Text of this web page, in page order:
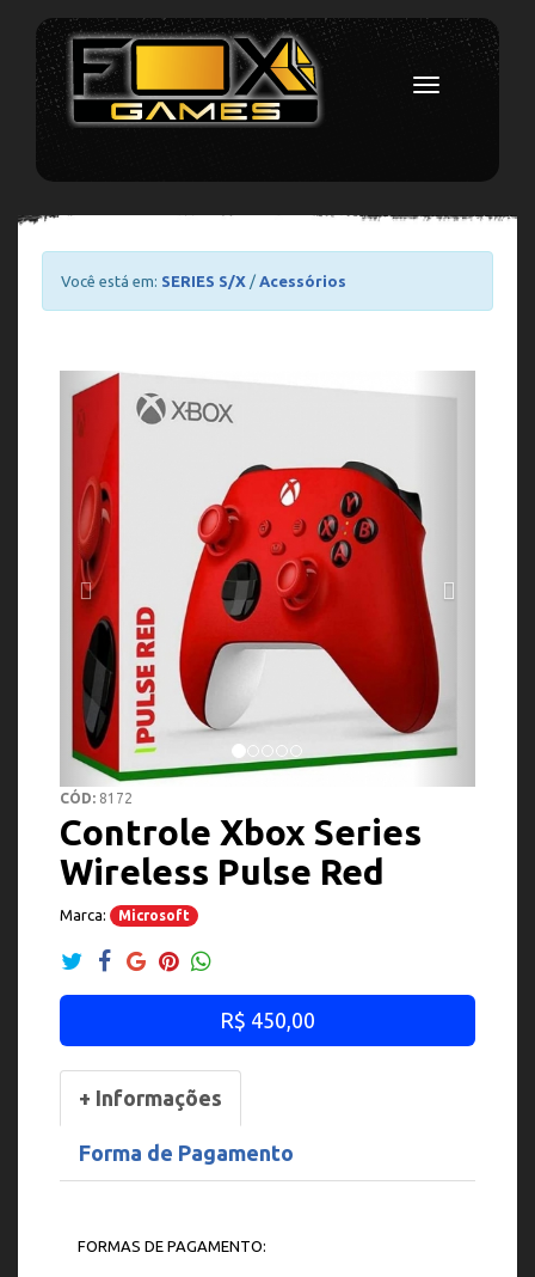
Toggle
Você está em: SERIES S/X / Acessórios
Previous
CÓD: 8172
Controle Xbox Series
Wireless Pulse Red
Marca: Microsoft
R$ 450,00
+ Informações
Forma de Pagamento
FORMAS DE PAGAMENTO: